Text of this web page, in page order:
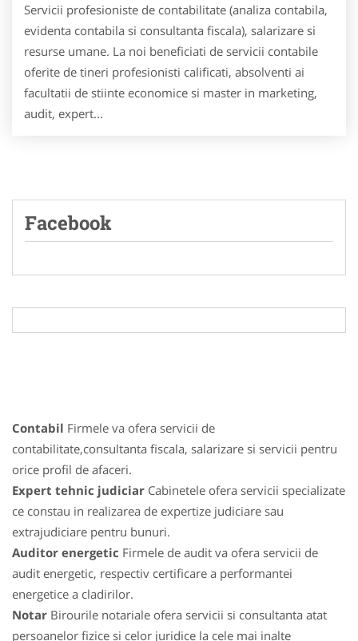
Servicii profesioniste de contabilitate (analiza contabila,
evidenta contabila si consultanta fiscala), salarizare si
resurse umane. La noi beneficiati de servicii contabile
oferite de tineri profesionisti calificati, absolventi ai
facultatii de stiinte economice si master in marketing,
audit, expert...
Facebook
Contabil Firmele va ofera servicii de
contabilitate,consultanta fiscala, salarizare si servicii pentru
orice profil de afaceri.
Expert tehnic judiciar Cabinetele ofera servicii specializate
ce constau in realizarea de expertize judiciare sau
extrajudiciare pentru bunuri.
Auditor energetic Firmele de audit va ofera servicii de
audit energetic, respectiv certificare a performantei
energetice a cladirilor.
Notar Birourile notariale ofera servicii si consultanta atat
persoanelor fizice si celor juridice la cele mai inalte